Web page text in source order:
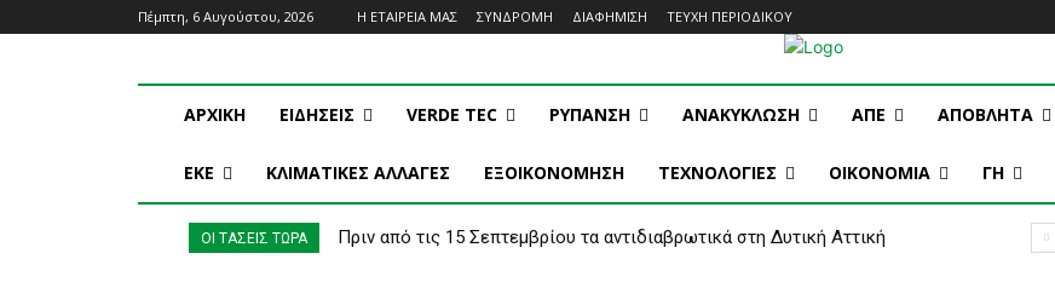
Πέμπτη, 6 Αυγούστου, 2026 Η ΕΤΑΙΡΕΙΑ ΜΑΣ ΣΥΝΔΡΟΜΗ ΔΙΑΦΗΜΙΣΗ ΤΕΥΧΗ ΠΕΡΙΟΔΙΚΟΥ
ΑΡΧΙΚΗ ΕΙΔΗΣΕΙΣ VERDE TEC ΡΥΠΑΝΣΗ ΑΝΑΚΥΚΛΩΣΗ ΑΠΕ ΑΠΟΒΛΗΤΑ
ΕΚΕ ΚΛΙΜΑΤΙΚΕΣ ΑΛΛΑΓΕΣ ΕΞΟΙΚΟΝΟΜΗΣΗ ΤΕΧΝΟΛΟΓΙΕΣ OIKONOMIA ΓΗ
ΟΙ ΤΑΣΕΙΣ ΤΩΡΑ Πριν από τις 15 Σεπτεμβρίου τα αντιδιαβρωτικά στη Δυτική Αττική